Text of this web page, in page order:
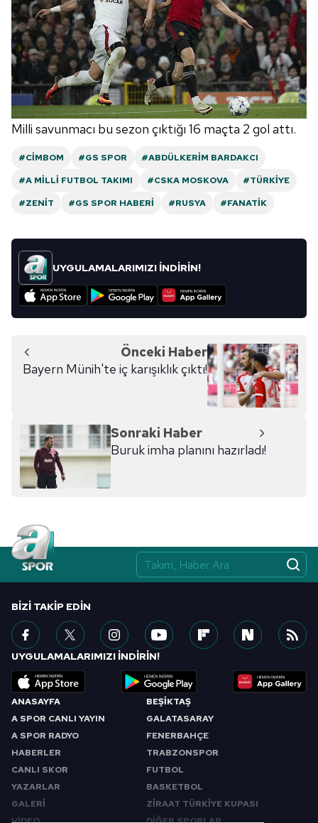
Milli savunmacı bu sezon çıktığı 16 maçta 2 gol attı.
#CIMBOM #GS SPOR
#ABDÜLKERIM BARDAKCI
#A MILLI FUTBOL TAKIMI
#CSKA MOSKOVA
#TÜRKIYE
#ZENIT
#GS SPOR HABERI #RUSYA #FANATIK
UYGULAMALARIMIZI İNDİRİN!
Önceki Haber
Bayern Münih'te iç karışıklık çıktı!
Sonraki Haber
Buruk imha planını hazırladı!
ANASAYFA
A SPOR CANLI YAYIN
A SPOR RADYO
HABERLER
CANLI SKOR
YAZARLAR
GALERİ
BEŞİKTAŞ
GALATASARAY
FENERBAHÇE
TRABZONSPOR
FUTBOL
BASKETBOL
ZİRAAT TÜRKİYE KUPASI
BIZI TAKIP EDIN
UYGULAMALARIMIZI İNDİRİN!